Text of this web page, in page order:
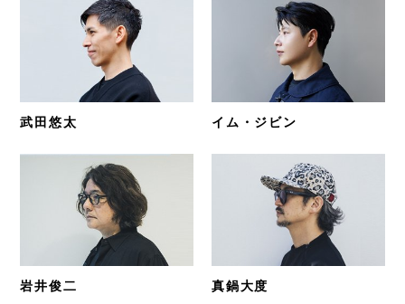
武田悠太 イム・ジビン
岩井俊二 真鍋大度